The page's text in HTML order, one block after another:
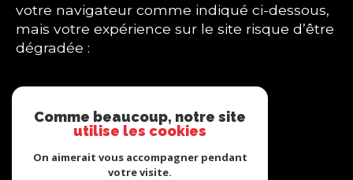
votre navigateur comme indiqué ci-dessous,
mais votre expérience sur le site risque d’être
dégradée :
Google Chrome
Mozilla Firefox
Internet Explorer
Comme beaucoup, notre site
utilise les cookies
On aimerait vous accompagner pendant
votre visite.